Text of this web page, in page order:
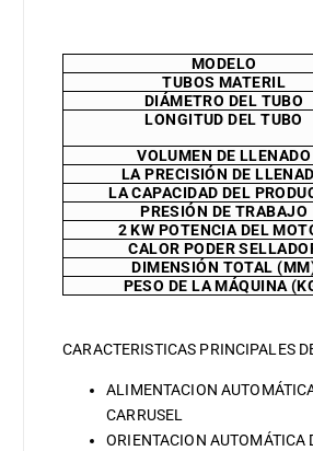
MODELO
TUBOS MATERIL
DIÁMETRO DEL TUBO
LONGITUD DEL TUBO
VOLUMEN DE LLENADO
LA PRECISIÓN DE
LA CAPACIDAD DEL
PRESIÓN DE TRABAJO
2 KW POTENCIA DEL
CALOR PODER
DIMENSIÓN TOTAL
PESO DE LA MÁQUINA
CARACTERISTICAS PRINCIPALES
ALIMENTACION
CARRUSEL
ORIENTACION AUTOMÁTICA